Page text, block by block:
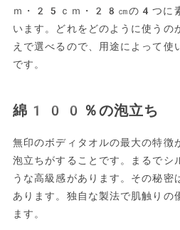
ｍ・25ｃｍ・28㎝の4つに素
います。どれをどのように使うの
えで選べるので、用途によって使
です。
綿100％の泡立ち
無印のボディタオルの最大の特徴
泡立ちがすることです。まるでシ
うな高級感があります。その秘密
あります。独自な製法で肌触りの
ます。